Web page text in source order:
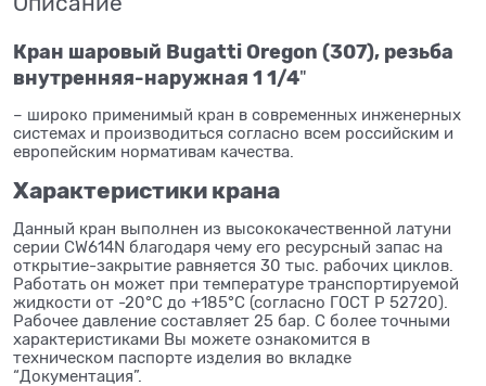
Кран шаровый Bugatti Oregon (307), резьба
внутренняя-наружная 1 1/4"
– широко применимый кран в современных инженерных
системах и производиться согласно всем российским и
европейским нормативам качества.
Характеристики крана
Данный кран выполнен из высококачественной латуни
серии CW614N благодаря чему его ресурсный запас на
открытие-закрытие равняется 30 тыс. рабочих циклов.
Работать он может при температуре транспортируемой
жидкости от -20°С до +185°С (согласно ГОСТ Р 52720).
Рабочее давление составляет 25 бар. С более точными
характеристиками Вы можете ознакомится в
техническом паспорте изделия во вкладке
“Документация”.